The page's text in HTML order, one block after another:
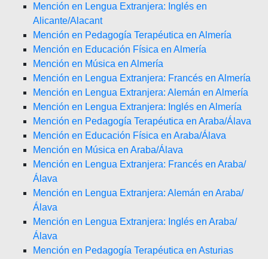
Mención en Lengua Extranjera: Inglés en
Alicante/Alacant
Mención en Pedagogía Terapéutica en Almería
Mención en Educación Física en Almería
Mención en Música en Almería
Mención en Lengua Extranjera: Francés en Almería
Mención en Lengua Extranjera: Alemán en Almería
Mención en Lengua Extranjera: Inglés en Almería
Mención en Pedagogía Terapéutica en Araba/Álava
Mención en Educación Física en Araba/Álava
Mención en Música en Araba/Álava
Mención en Lengua Extranjera: Francés en Araba/
Álava
Mención en Lengua Extranjera: Alemán en Araba/
Álava
Mención en Lengua Extranjera: Inglés en Araba/
Álava
Mención en Pedagogía Terapéutica en Asturias